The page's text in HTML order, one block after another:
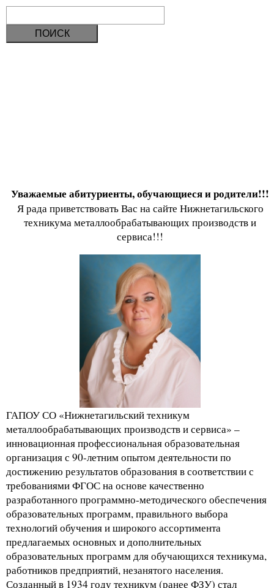
Уважаемые абитуриенты, обучающиеся и родители!!!
Я рада приветствовать Вас на сайте Нижнетагильского
техникума металлообрабатывающих производств и
сервиса!!!
ГАПОУ СО «Нижнетагильский техникум
металлообрабатывающих производств и сервиса» –
инновационная профессиональная образовательная
организация с 90-летним опытом деятельности по
достижению результатов образования в соответствии с
требованиями ФГОС на основе качественно
разработанного программно-методического обеспечения
образовательных программ, правильного выбора
технологий обучения и широкого ассортимента
предлагаемых основных и дополнительных
образовательных программ для обучающихся техникума,
работников предприятий, незанятого населения.
Созданный в 1934 году техникум (ранее ФЗУ) стал